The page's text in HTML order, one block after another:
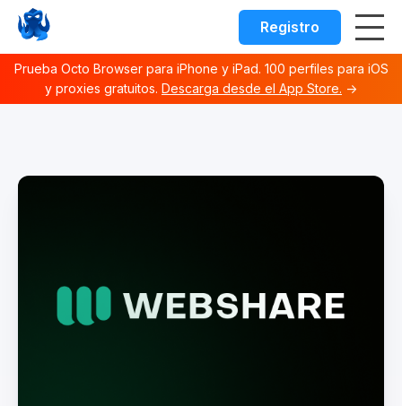
Prueba Octo Browser para iPhone y iPad. 100 perfiles para iOS
y proxies gratuitos. Descarga desde el App Store. →
Registro